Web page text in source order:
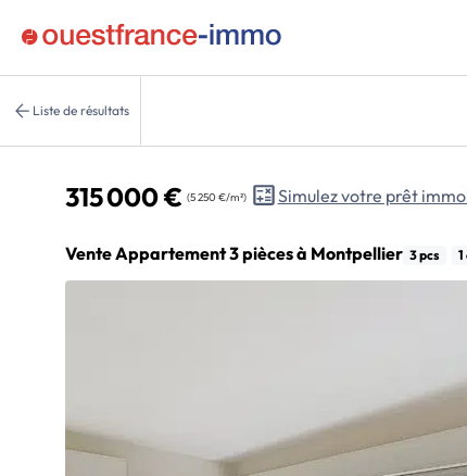
Liste de résultats
315 000 € (5 250 €/m²) Simulez votre prêt
Vente Appartement 3 pièces à Montpellier 3 pcs